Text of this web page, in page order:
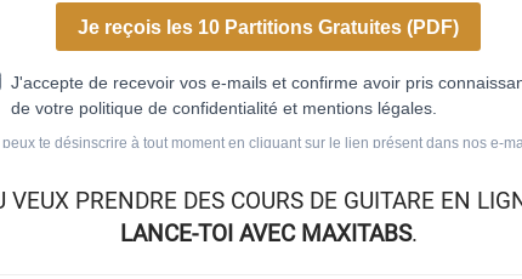
VEUX PRENDRE DES COURS DE GUITARE EN
LANCE-TOI AVEC MAXITABS.